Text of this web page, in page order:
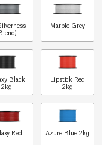
Marble Grey
Black
2kg
Lipstick Red
2kg
Red Azure Blue 2kg